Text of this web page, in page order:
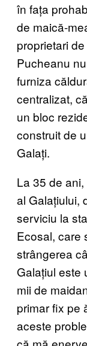
în fața
de maică-
proprietari
Pucheanu
furniza
centralizat,
un bloc
construit de
Galați.
La 35 de
al Galațiului,
serviciu la
Ecosal, care
strângerea
Galațiul este
mii de
primar fix pe
aceste